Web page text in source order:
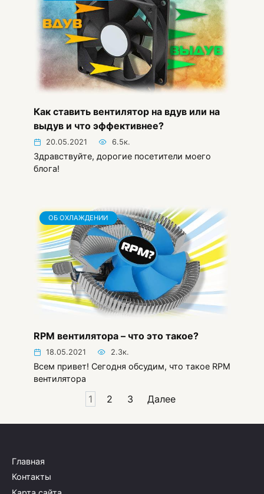
Как ставить вентилятор на вдув или на
выдув и что эффективнее?
20.05.2021 6.5к.
Здравствуйте, дорогие посетители моего
блога!
ОБ ОХЛАЖДЕНИИ
RPM вентилятора – что это такое?
18.05.2021 2.3к.
Всем привет! Сегодня обсудим, что такое RPM
вентилятора
1 2 3 Далее
Главная
Контакты